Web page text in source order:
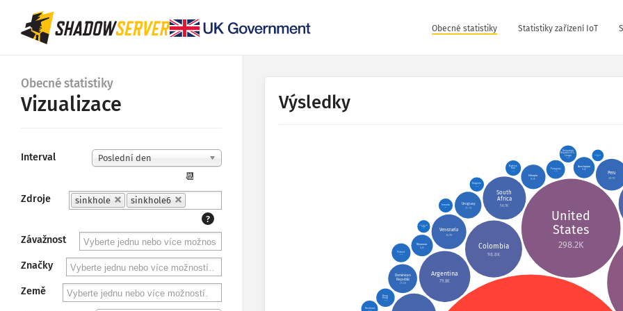
Obecné statistiky Statistiky zařízení IoT
Obecné statistiky
Vizualizace
Interval Poslední den
📆
Zdroje
sinkhole
sinkhole6
?
Závažnost
Značky
Země
Výsledky
United
States
298.2K
Colombia
98.8K
Argentina
79.8K
South
Africa
56.7K
Venezuela
36.9K
Peru
30.7K
Dominican
Republic
25.5K
Uruguay
21.7K
Ethiopia
18.2K
Myanmar
14.2K
Azerbaijan
13.6K
Poland
10.8K
Paraguay
10.6K
Hong
Kong
10.3K
Democratic
Republic of t…
Congo
8.8K
Honduras
Burkina
Faso
7.2K
Bulgaria
6.2K
Jamaica
6K
Trinidad and
Tobago
4.9K
Lithuania